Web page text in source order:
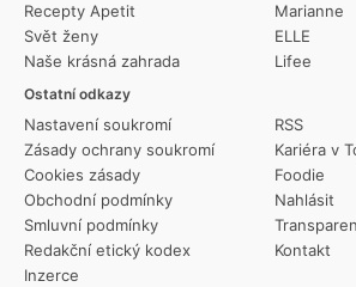
Recepty Apetit
Svět ženy
Naše krásná zahrada
Ostatní odkazy
Nastavení soukromí
Zásady ochrany soukromí
Cookies zásady
Obchodní podmínky
Smluvní podmínky
Redakční etický kodex
Inzerce
RSS
Kariéra v
Foodie
Nahlásit
Kontakt
Marianne
ELLE
Lifee